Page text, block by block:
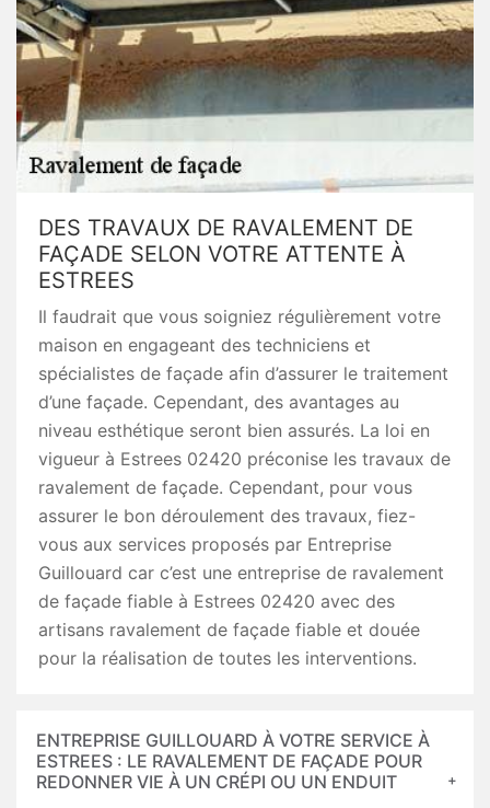
DES TRAVAUX DE RAVALEMENT DE
FAÇADE SELON VOTRE ATTENTE À
ESTREES
Il faudrait que vous soigniez régulièrement votre
maison en engageant des techniciens et
spécialistes de façade afin d’assurer le traitement
d’une façade. Cependant, des avantages au
niveau esthétique seront bien assurés. La loi en
vigueur à Estrees 02420 préconise les travaux de
ravalement de façade. Cependant, pour vous
assurer le bon déroulement des travaux, fiez-
vous aux services proposés par Entreprise
Guillouard car c’est une entreprise de ravalement
de façade fiable à Estrees 02420 avec des
artisans ravalement de façade fiable et douée
pour la réalisation de toutes les interventions.
ENTREPRISE GUILLOUARD À VOTRE SERVICE À
ESTREES : LE RAVALEMENT DE FAÇADE POUR
REDONNER VIE À UN CRÉPI OU UN ENDUIT